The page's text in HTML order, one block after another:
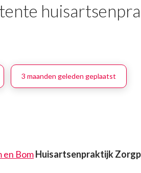
3 maanden geleden geplaatst
en BomHuisartsenpraktijk